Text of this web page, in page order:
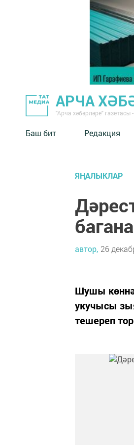
АРЧА
"Арча хәбәрләре"
Баш бит Редакция
ЯҢАЛЫКЛАР
автор, 26
Шушы
укучысы
тешереп